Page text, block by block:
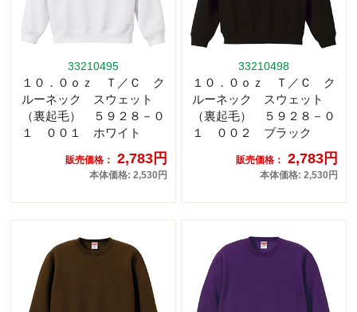
33210495
１０．０ｏｚ Ｔ／Ｃ ク
ルーネック スウェット
（裏起毛） ５９２８－０
１ ００１ ホワイト
販売価格： 2,783円
本体価格: 2,530円
33210498
１０．０ｏｚ Ｔ／Ｃ ク
ルーネック スウェット
（裏起毛） ５９２８－０
１ ００２ ブラック
販売価格： 2,783円
本体価格: 2,530円